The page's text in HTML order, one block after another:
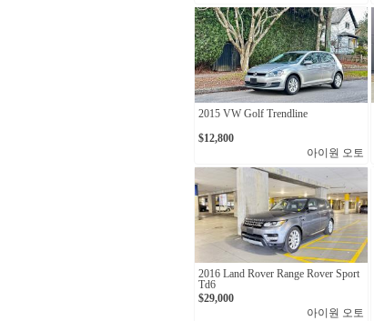
2015 VW Golf Trendline
$12,800
아이원 오토
2016 Land Rover Range Rover Sport
Td6
$29,000
아이원 오토